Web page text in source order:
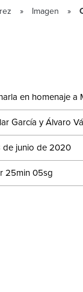
Imagen
en homenaje a
García y Álvaro
de junio de 2020
25min 05sg